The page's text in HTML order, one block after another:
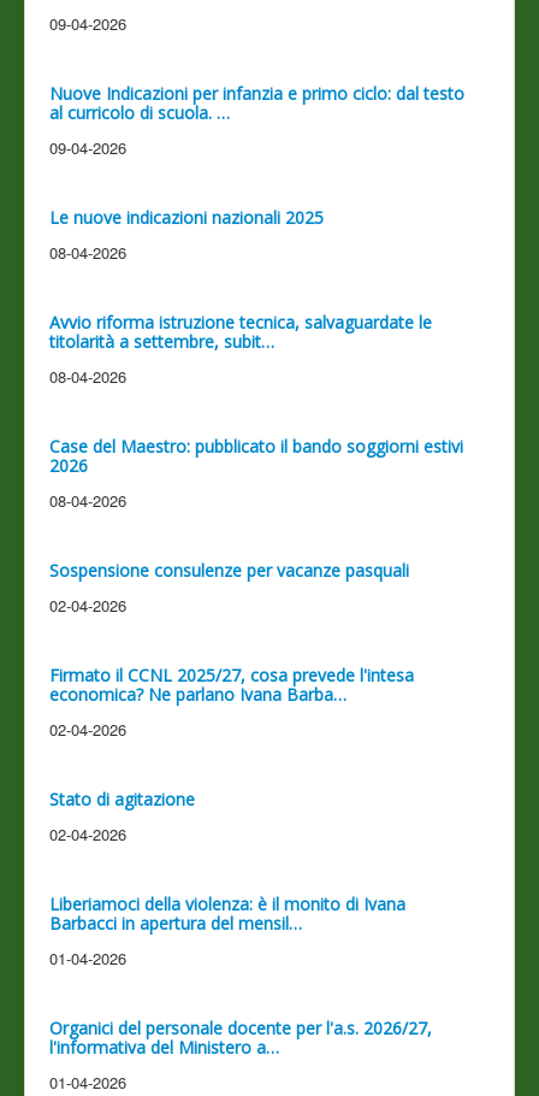
09-04-2026
Nuove Indicazioni per infanzia e primo ciclo: dal testo
al curricolo di scuola. …
09-04-2026
Le nuove indicazioni nazionali 2025
08-04-2026
Avvio riforma istruzione tecnica, salvaguardate le
titolarità a settembre, subit…
08-04-2026
Case del Maestro: pubblicato il bando soggiorni estivi
2026
08-04-2026
Sospensione consulenze per vacanze pasquali
02-04-2026
Firmato il CCNL 2025/27, cosa prevede l'intesa
economica? Ne parlano Ivana Barba…
02-04-2026
Stato di agitazione
02-04-2026
Liberiamoci della violenza: è il monito di Ivana
Barbacci in apertura del mensil…
01-04-2026
Organici del personale docente per l'a.s. 2026/27,
l'informativa del Ministero a…
01-04-2026